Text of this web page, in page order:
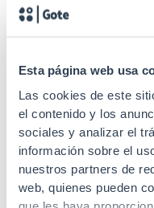
Esta página web usa
Las cookies de este
el contenido y los
sociales y analizar el
información sobre el
nuestros partners de
web, quienes pueden
width 600 mm, with
SKU: 50PPCT
19" panels
19″ cable entry panel
protective cover, 1U